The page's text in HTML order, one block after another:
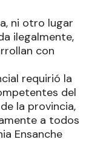
ni otro lugar
ilegalmente,
con
requirió la
del
la provincia,
a todos
Ensanche